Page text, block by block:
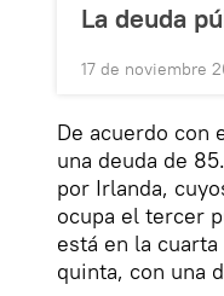
La deuda
17 de noviembre
De acuerdo con
una deuda de
por Irlanda,
ocupa el tercer
está en la
quinta, con una